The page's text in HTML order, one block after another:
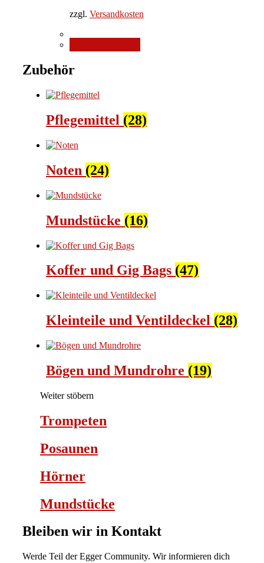
zzgl. Versandkosten
Zubehör
Pflegemittel (28)
Noten (24)
Mundstücke (16)
Koffer und Gig Bags (47)
Kleinteile und Ventildeckel (28)
Bögen und Mundrohre (19)
Weiter stöbern
Trompeten
Posaunen
Hörner
Mundstücke
Bleiben wir in Kontakt
Werde Teil der Egger Community. Wir informieren dich